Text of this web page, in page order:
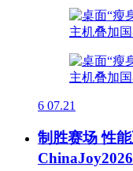
6 07.21
制胜赛场 性